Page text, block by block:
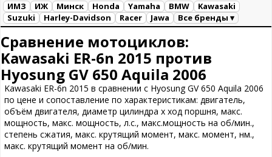
ИМЗ ИЖ Минск Honda Yamaha BMW
Kawasaki
Suzuki
Harley-Davidson Racer Jawa
Все бренды ▾
Сравнение мотоциклов:
Kawasaki ER-6n 2015 против
Hyosung GV 650 Aquila 2006
Kawasaki ER-6n 2015 в сравнении с Hyosung GV 650 Aquila 2006
по цене и сопоставление по характеристикам: двигатель,
объём двигателя, диаметр цилиндра х ход поршня, макс.
мощность, макс. мощность, л.с., макс.мощность на об/мин.,
степень сжатия, макс. крутящий момент, макс. момент, нм.,
макс. крутящий момент на об/мин.